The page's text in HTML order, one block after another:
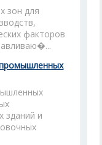
зон для
факторов
промышленных
зданий и